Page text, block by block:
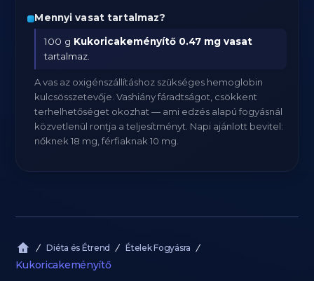
Mennyi vasat tartalmaz?
100 g Kukoricakeményítő 0.47 mg vasat
tartalmaz.
A vas az oxigénszállításhoz szükséges hemoglobin
kulcsösszetevője. Vashiány fáradtságot, csökkent
terhelhetőséget okozhat — ami edzés alapú fogyásnál
közvetlenül rontja a teljesítményt. Napi ajánlott bevitel:
nőknek 18 mg, férfiaknak 10 mg.
Diéta és Étrend Ételek Fogyásra
Kukoricakeményítő